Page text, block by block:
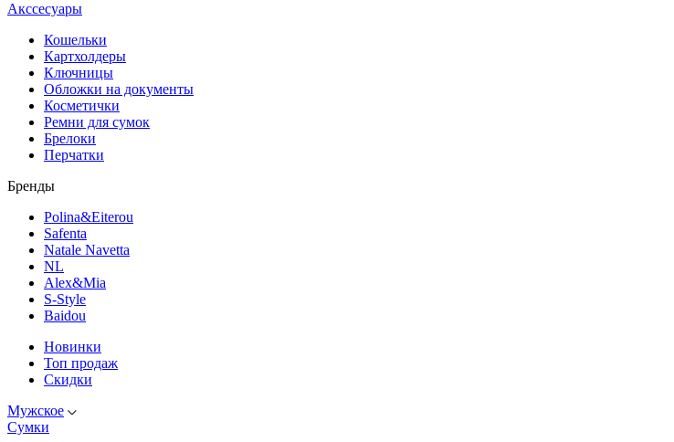
Акссесуары
Кошельки
Картхолдеры
Ключницы
Обложки на документы
Косметички
Ремни для сумок
Брелоки
Перчатки
Бренды
Polina&Eiterou
Safenta
Natale Navetta
NL
Alex&Mia
S-Style
Baidou
Новинки
Топ продаж
Скидки
Мужское
Сумки